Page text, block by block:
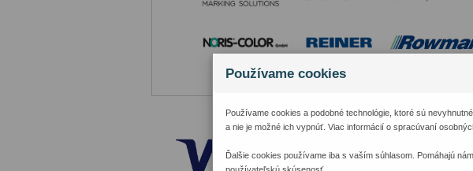
Používame cookies
Používame cookies a podobné technológie, ktoré sú
a nie je možné ich vypnúť. Viac informácií o spracúvaní
Ďalšie cookies používame iba s vaším súhlasom. Pomáhajú